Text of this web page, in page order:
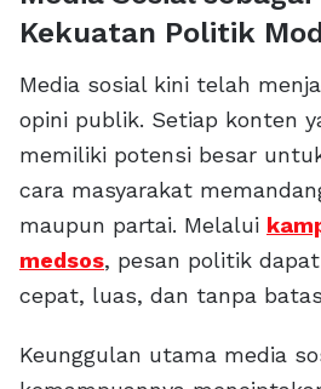
Kekuatan Politik
Media sosial kini telah
opini publik. Setiap konten
memiliki potensi besar
cara masyarakat
maupun partai. Melalui
medsos, pesan politik
cepat, luas, dan tanpa
Keunggulan utama media